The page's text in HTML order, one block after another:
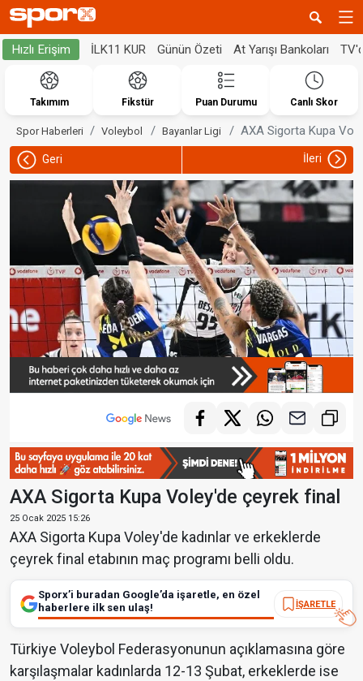
Hızlı Erişim İLK11 KUR Günün Özeti At Yarışı Bankoları
Takımım Fikstür Puan Durumu Canlı Skor
Spor Haberleri Voleybol Bayanlar Ligi AXA Sigorta Kupa
Geri İleri
AXA Sigorta Kupa Voley'de çeyrek final
25 Ocak 2025 15:26
AXA Sigorta Kupa Voley'de kadınlar ve erkeklerde
çeyrek final etabının maç programı belli oldu.
Sporx’i buradan Google’da işaretle, en özel
haberlere ilk sen ulaş!
İŞARETLE
Türkiye Voleybol Federasyonunun açıklamasına göre
karşılaşmalar kadınlarda 12-13 Şubat, erkeklerde ise